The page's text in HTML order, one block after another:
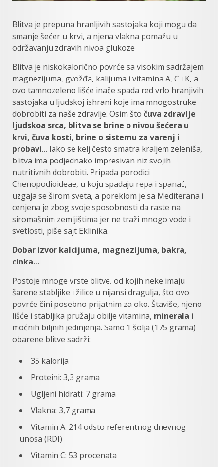
Blitva je prepuna hranljivih sastojaka koji mogu da
smanje šećer u krvi, a njena vlakna pomažu u
održavanju zdravih nivoa glukoze
Blitva je niskokalorično povrće sa visokim sadržajem
magnezijuma, gvožđa, kalijuma i vitamina A, C i K, a
ovo tamnozeleno lišće inače spada red vrlo hranjivih
sastojaka u ljudskoj ishrani koje ima mnogostruke
dobrobiti za naše zdravlje. Osim što čuva zdravlje
ljudskoa srca, blitva se brine o nivou šećera u
krvi, čuva kosti, brine o sistemu za varenj i
probavi… Iako se kelj često smatra kraljem zeleniša,
blitva ima podjednako impresivan niz svojih
nutritivnih dobrobiti. Pripada porodici
Chenopodioideae, u koju spadaju repa i spanać,
uzgaja se širom sveta, a poreklom je sa Mediterana i
cenjena je zbog svoje sposobnosti da raste na
siromašnim zemljištima jer ne traži mnogo vode i
svetlosti, piše sajt Eklinika.
Dobar izvor kalcijuma, magnezijuma, bakra,
cinka…
Postoje mnoge vrste blitve, od kojih neke imaju
šarene stabljike i žilice u nijansi dragulja, što ovo
povrće čini posebno prijatnim za oko. Štaviše, njeno
lišće i stabljika pružaju obilje vitamina, minerala i
moćnih biljnih jedinjenja. Samo 1 šolja (175 grama)
obarene blitve sadrži:
35 kalorija
Proteini: 3,3 grama
Ugljeni hidrati: 7 grama
Vlakna: 3,7 grama
Vitamin A: 214 odsto referentnog dnevnog
unosa (RDI)
Vitamin C: 53 procenata